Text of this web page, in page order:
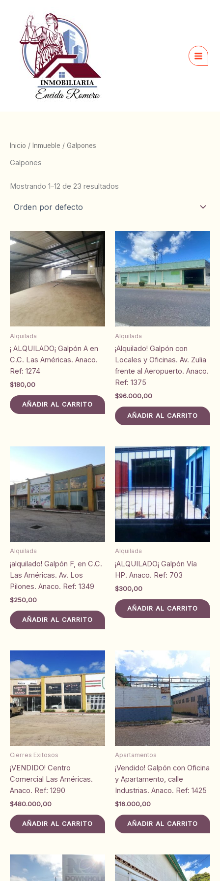
contenido
Inicio / Inmueble / Galpones
Galpones
Mostrando 1–12 de 23 resultados
Alquilada
¡ ALQUILADO¡ Galpón A en
C.C. Las Américas. Anaco.
Ref: 1274
$180,00
AÑADIR AL CARRITO
Alquilada
¡Alquilado! Galpón con
Locales y Oficinas. Av. Zulia
frente al Aeropuerto. Anaco.
Ref: 1375
$96.000,00
AÑADIR AL CARRITO
Alquilada
¡alquilado! Galpón F, en C.C.
Las Américas. Av. Los
Pilones. Anaco. Ref: 1349
$250,00
AÑADIR AL CARRITO
Alquilada
¡ALQUILADO¡ Galpón Vía
HP. Anaco. Ref: 703
$300,00
AÑADIR AL CARRITO
Cierres Exitosos
¡VENDIDO! Centro
Comercial Las Américas.
Anaco. Ref: 1290
$480.000,00
AÑADIR AL CARRITO
Apartamentos
¡Vendido! Galpón con Oficina
y Apartamento, calle
Industrias. Anaco. Ref: 1425
$16.000,00
AÑADIR AL CARRITO